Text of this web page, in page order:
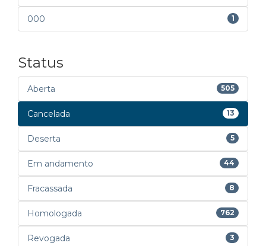
000 1
Status
Aberta 505
Cancelada 13
Deserta 5
Em andamento 44
Fracassada 8
Homologada 762
Revogada 3